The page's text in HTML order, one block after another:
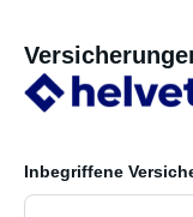
Inbegriffene